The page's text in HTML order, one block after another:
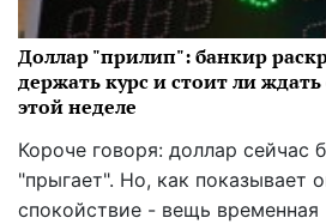
Доллар "прилип": банкир
держать курс и стоит ли
этой неделе
Короче говоря: доллар сейчас
"прыгает". Но, как показывает
спокойствие - вещь временная